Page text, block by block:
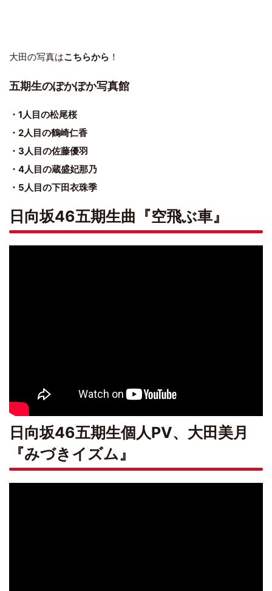
大田の写真はこちらから ！
五期生のぽかぽか写真館
・1人目の松尾桜
・2人目の鶴崎仁香
・3人目の佐藤優羽
・4人目の蔵盛妃那乃
・5人目の下田衣珠季
日向坂46五期生曲『空飛ぶ車』
日向坂46五期生個人PV、大田美月
『みづきイズム』